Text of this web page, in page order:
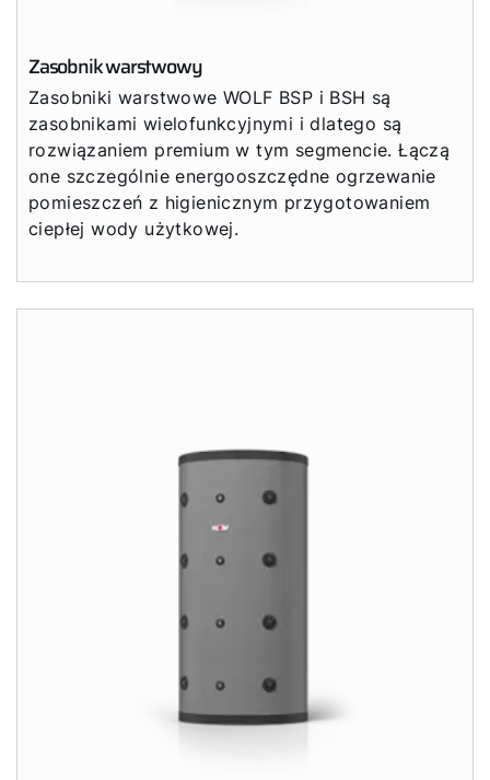
Zasobnik warstwowy
Zasobniki warstwowe WOLF BSP i BSH są
zasobnikami wielofunkcyjnymi i dlatego są
rozwiązaniem premium w tym segmencie. Łączą
one szczególnie energooszczędne ogrzewanie
pomieszczeń z higienicznym przygotowaniem
ciepłej wody użytkowej.